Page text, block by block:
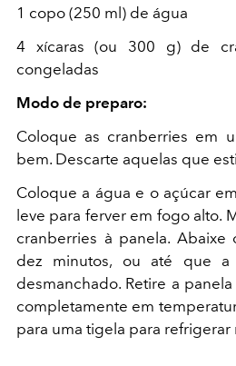
1 copo (250 ml) de água
4 xícaras (ou 300 g) de
congeladas
Modo de preparo:
Coloque as cranberries em
bem. Descarte aquelas que
Coloque a água e o açúcar
leve para ferver em fogo alto.
cranberries à panela.
dez minutos, ou até que a
desmanchado. Retire a
completamente em
para uma tigela para refrigerar